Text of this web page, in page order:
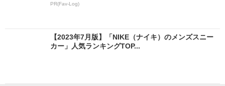
PR(Fav-Log)
【2023年7月版】「NIKE（ナイキ）のメンズスニー
カー」人気ランキングTOP...